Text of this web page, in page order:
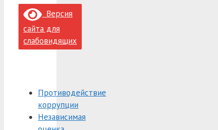
Версия
сайта для
слабовидящих
Противодействие
коррупции
Независимая